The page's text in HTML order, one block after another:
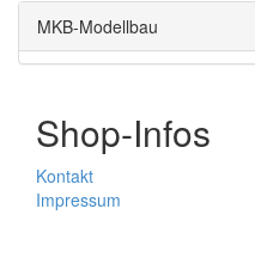
MKB-Modellbau
Shop-Infos
Kontakt
Impressum